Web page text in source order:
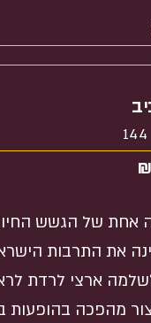
₪
אחת של הגשש
את התרבות
ארצי לרדת
מהפכה בהופעות